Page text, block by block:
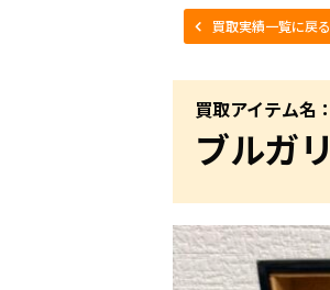
買取実績一覧に戻る
買取アイテム名：
ブルガ